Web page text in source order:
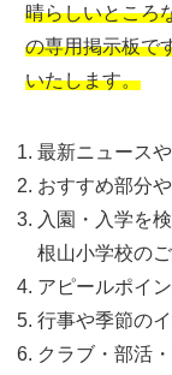
晴らしいところ
の専用掲示板で
いたします。
最新ニュース
おすすめ部分
入園・入学を
根山小学校の
アピールポイ
行事や季節の
クラブ・部活